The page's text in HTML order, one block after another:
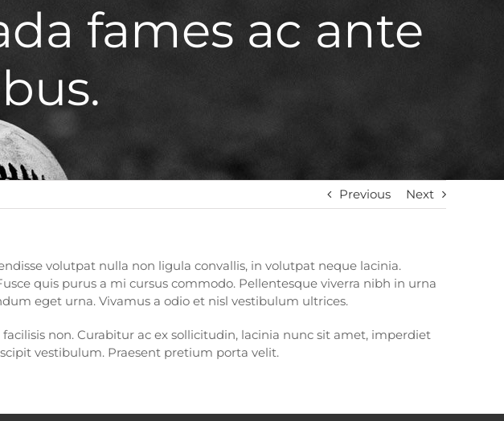
fames ac ante
Previous Next
volutpat nulla non ligula convallis, in volutpat neque lacinia.
quis purus a mi cursus commodo. Pellentesque viverra nibh in urna
eget urna. Vivamus a odio et nisl vestibulum ultrices.
non. Curabitur ac ex sollicitudin, lacinia nunc sit amet, imperdiet
vestibulum. Praesent pretium porta velit.